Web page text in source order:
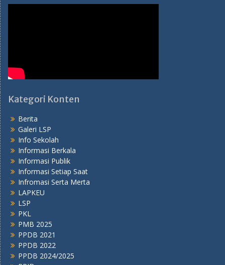
Kategori Konten
Berita
Galeri LSP
Info Sekolah
Informasi Berkala
Informasi Publik
Informasi Setiap Saat
Infromasi Serta Merta
LAPKEU
LSP
PKL
PMB 2025
PPDB 2021
PPDB 2022
PPDB 2024/2025